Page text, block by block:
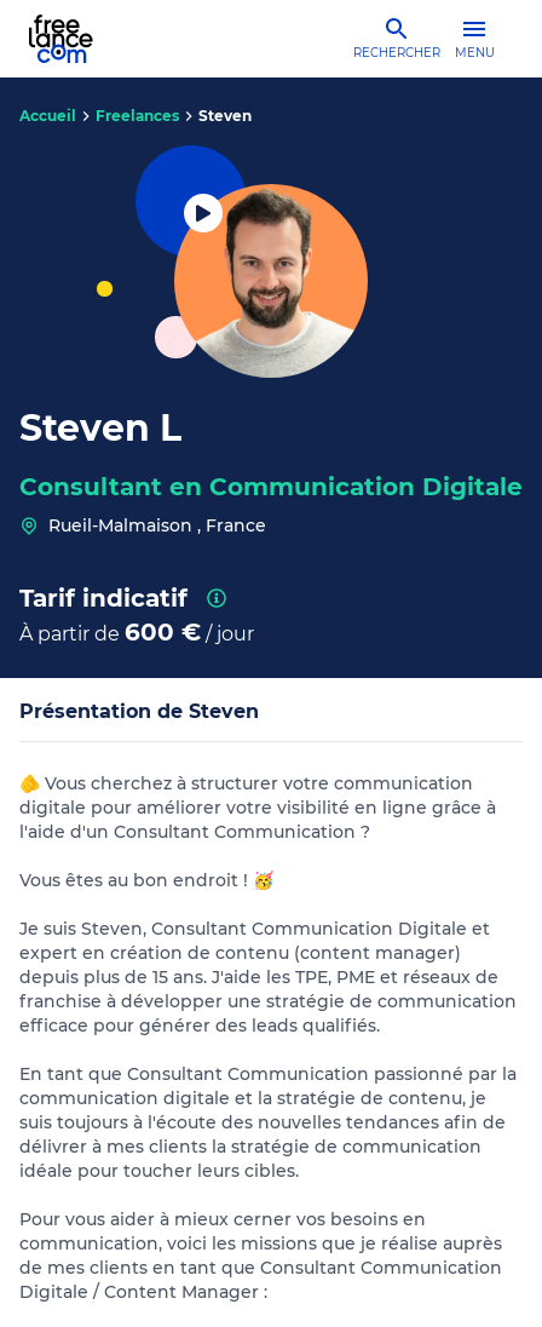
RECHERCHER MENU
Accueil Freelances Steven
Steven L
Consultant en Communication Digitale
Rueil-Malmaison , France
Tarif indicatif
À partir de 600 € / jour
Présentation de Steven
🫵 Vous cherchez à structurer votre communication
digitale pour améliorer votre visibilité en ligne grâce à
l'aide d'un Consultant Communication ?
Vous êtes au bon endroit ! 🥳
Je suis Steven, Consultant Communication Digitale et
expert en création de contenu (content manager)
depuis plus de 15 ans. J'aide les TPE, PME et réseaux de
franchise à développer une stratégie de communication
efficace pour générer des leads qualifiés.
En tant que Consultant Communication passionné par la
communication digitale et la stratégie de contenu, je
suis toujours à l'écoute des nouvelles tendances afin de
délivrer à mes clients la stratégie de communication
idéale pour toucher leurs cibles.
Pour vous aider à mieux cerner vos besoins en
communication, voici les missions que je réalise auprès
de mes clients en tant que Consultant Communication
Digitale / Content Manager :